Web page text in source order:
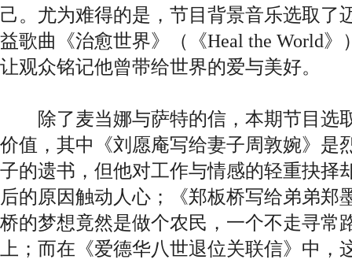
己。尤为难得的是，节目背景音乐选取了
益歌曲《治愈世界》（《Heal the World
让观众铭记他曾带给世界的爱与美好。
除了麦当娜与萨特的信，本期节目选
价值，其中《刘愿庵写给妻子周敦婉》是
子的遗书，但他对工作与情感的轻重抉择
后的原因触动人心；《郑板桥写给弟弟郑
桥的梦想竟然是做个农民，一个不走寻常
上；而在《爱德华八世退位关联信》中，